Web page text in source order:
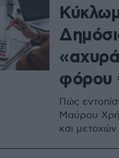
φόρου
Πώς
Μαύρου
και